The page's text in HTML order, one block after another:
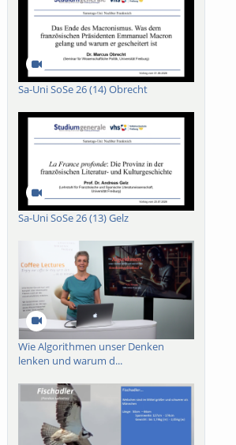
Sa-Uni SoSe 26 (14) Obrecht
Sa-Uni SoSe 26 (13) Gelz
Wie Algorithmen unser Denken
lenken und warum d...